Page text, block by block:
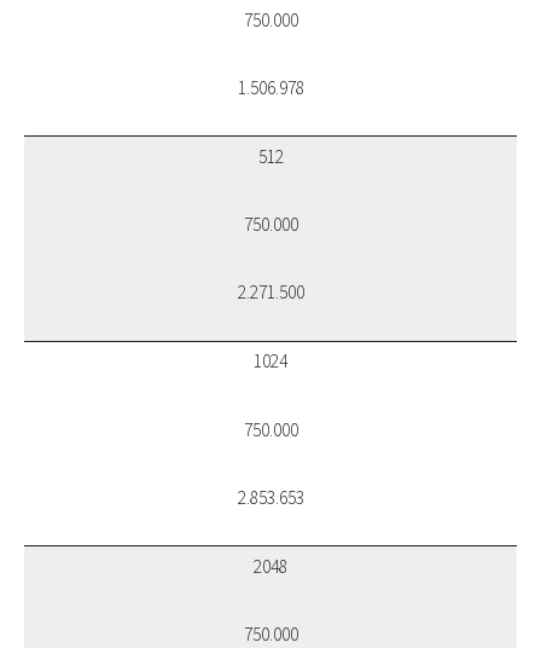
750.000
1.506.978
512
750.000
2.271.500
1024
750.000
2.853.653
2048
750.000